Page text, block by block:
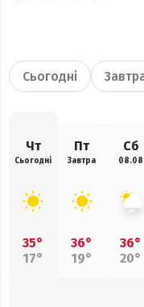
Сьогодні
Чт
Сьогодні
35°
17°
Пт
Завтра
36°
19°
Сб
08.08
36°
20°